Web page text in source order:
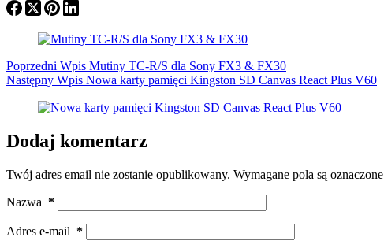
Poprzedni Wpis Mutiny TC-R/S dla Sony FX3 & FX30
Następny Wpis Nowa karty pamięci Kingston SD Canvas React Plus V60
Dodaj komentarz
Twój adres email nie zostanie opublikowany. Wymagane pola są oznaczone
Nazwa *
Adres e-mail *